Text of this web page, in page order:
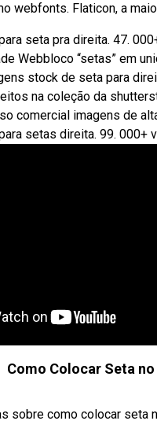
webfonts. Flaticon, a
seta pra direita. 47.
Webbloco “setas”
stock de seta para
na coleção da
comercial imagens de
setas direita. 99. 000+
Como Colocar Seta
sobre como colocar